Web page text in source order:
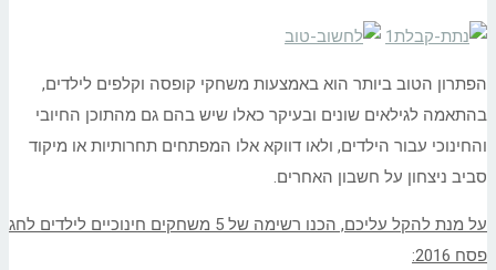
הפתרון הטוב ביותר הוא באמצעות משחקי קופסה וקלפים לילדים,
בהתאמה לגילאים שונים ובעיקר כאלו שיש בהם גם מהתוכן החיובי
והחינוכי עבור הילדים, ולאו דווקא אלו המפתחים תחרותיות או מיקוד
סביב ניצחון על חשבון האחרים.
על מנת להקל עליכם, הכנו רשימה של 5 משחקים חינוכיים לילדים לחג
פסח 2016: